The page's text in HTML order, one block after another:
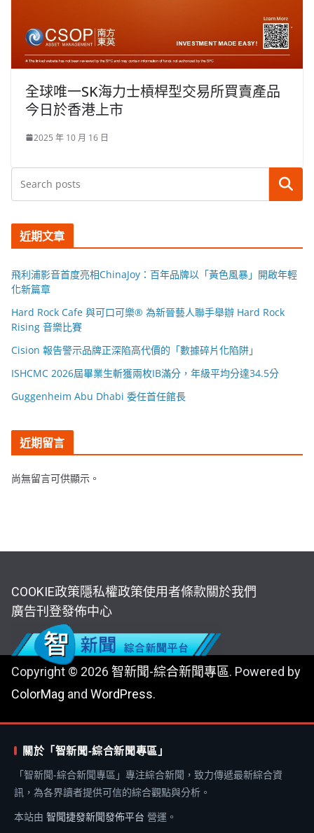
全球唯一SK海力士槓桿型交易所買賣產品
今日於香港上市
2025 年 10 月 16 日
搜尋
近期文章
飛利浦影音首度亮相ChinaJoy：百年品牌以「黃色風暴」開啟年輕
化新篇章
Hard Rock Cafe 與可口可樂® 為新晉藝人聯手舉辦 Hard Rock
Rising 音樂比賽
Cision 報告警示品牌正深陷高代價的「數據碎片化陷阱」
ISHCMC 2026屆畢業生斬獲兩枚IB滿分，年級平均分達34.5分
Guggenheim Abu Dhabi 委任首任館長
近期留言
尚無留言可供顯示。
COOKIE政策隱私權政策使用者條款關於我們
廣告刊登發佈中心
Copyright © 2026 智新聞-綜合新聞專區. Powered by
ColorMag and WordPress.
關於「智新聞-綜合新聞專區」
「智新聞-綜合新聞專區」專注綜合新聞，致力傳遞最新綜合資
訊，為各界讀者提供可信的綜合觀點與分析。
本站由 智聞捷發新聞發佈平台 營運。